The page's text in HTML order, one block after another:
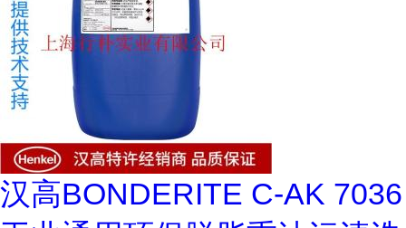
汉高BONDERITE C-AK 7036